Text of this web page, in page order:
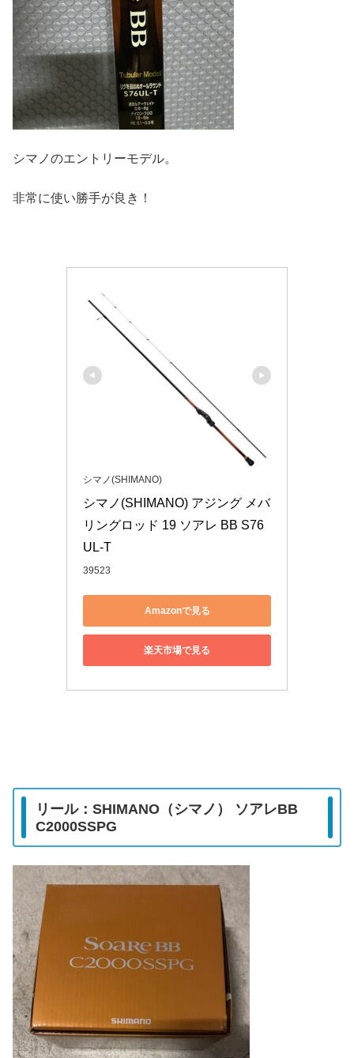
シマノのエントリーモデル。
非常に使い勝手が良き！
シマノ(SHIMANO)
シマノ(SHIMANO) アジング メバ
リングロッド 19 ソアレ BB S76
UL-T
39523
Amazonで見る
楽天市場で見る
リール：SHIMANO（シマノ） ソアレBB
C2000SSPG